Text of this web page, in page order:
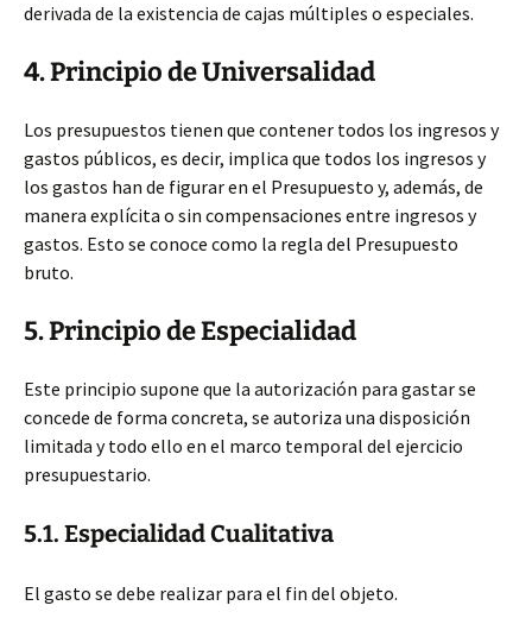
derivada de la existencia de cajas múltiples o especiales.
4. Principio de Universalidad
Los presupuestos tienen que contener todos los ingresos y
gastos públicos, es decir, implica que todos los ingresos y
los gastos han de figurar en el Presupuesto y, además, de
manera explícita o sin compensaciones entre ingresos y
gastos. Esto se conoce como la regla del Presupuesto
bruto.
5. Principio de Especialidad
Este principio supone que la autorización para gastar se
concede de forma concreta, se autoriza una disposición
limitada y todo ello en el marco temporal del ejercicio
presupuestario.
5.1. Especialidad Cualitativa
El gasto se debe realizar para el fin del objeto.